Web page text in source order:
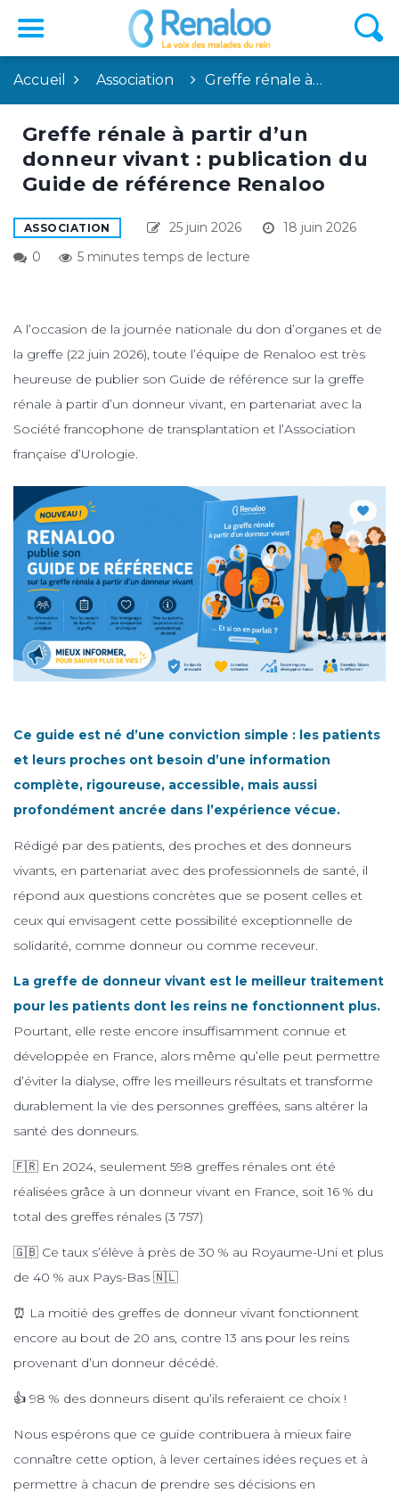
Accueil Association Greffe rénale à…
Greffe rénale à partir d’un
donneur vivant : publication du
Guide de référence Renaloo
ASSOCIATION 25 juin 2026
18 juin 2026
0
5 minutes temps de lecture
A l’occasion de la journée nationale du don d’organes et de
la greffe (22 juin 2026), toute l’équipe de Renaloo est très
heureuse de publier son Guide de référence sur la greffe
rénale à partir d’un donneur vivant, en partenariat avec la
Société francophone de transplantation et l’Association
française d’Urologie.
Ce guide est né d’une conviction simple : les patients
et leurs proches ont besoin d’une information
complète, rigoureuse, accessible, mais aussi
profondément ancrée dans l’expérience vécue.
Rédigé par des patients, des proches et des donneurs
vivants, en partenariat avec des professionnels de santé, il
répond aux questions concrètes que se posent celles et
ceux qui envisagent cette possibilité exceptionnelle de
solidarité, comme donneur ou comme receveur.
La greffe de donneur vivant est le meilleur traitement
pour les patients dont les reins ne fonctionnent plus.
Pourtant, elle reste encore insuffisamment connue et
développée en France, alors même qu’elle peut permettre
d’éviter la dialyse, offre les meilleurs résultats et transforme
durablement la vie des personnes greffées, sans altérer la
santé des donneurs.
🇫🇷 En 2024, seulement 598 greffes rénales ont été
réalisées grâce à un donneur vivant en France, soit 16 % du
total des greffes rénales (3 757)
🇬🇧 Ce taux s’élève à près de 30 % au Royaume-Uni et plus
de 40 % aux Pays-Bas 🇳🇱
⏰ La moitié des greffes de donneur vivant fonctionnent
encore au bout de 20 ans, contre 13 ans pour les reins
provenant d’un donneur décédé.
👍 98 % des donneurs disent qu’ils referaient ce choix !
Nous espérons que ce guide contribuera à mieux faire
connaître cette option, à lever certaines idées reçues et à
permettre à chacun de prendre ses décisions en